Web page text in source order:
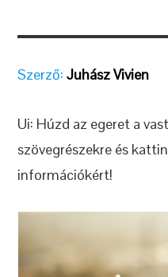
Szerző:Juhász Vivien
Ui: Húzd az egeret a
szövegrészekre és
információkért!